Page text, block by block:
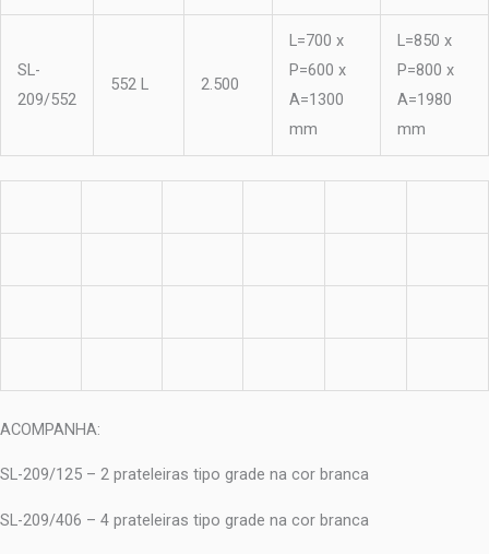
SL-
209/552
552 L 2.500
L=700 x
P=600 x
A=1300
mm
L=850 x
P=800 x
A=1980
mm
ACOMPANHA:
SL-209/125 – 2 prateleiras tipo grade na cor branca
SL-209/406 – 4 prateleiras tipo grade na cor branca